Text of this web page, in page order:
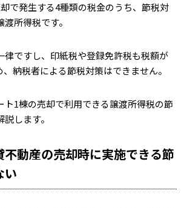
で発生する4種類の税金のうち、節税対
所得税です。
律ですし、印紙税や登録免許税も税額が
納税者による節税対策はできません。
ト1棟の売却で利用できる譲渡所得税の節
します。
不動産の売却時に実施できる節
い